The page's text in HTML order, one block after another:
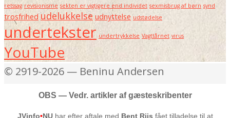
retssag revisionisme sekten er vigtigere end individet sexmisbrug af børn synd
trosfrihed udelukkelse udnyttelse udstødelse
undertekster undertrykkelse Vagttårnet virus
YouTube
© 2919-2026 — Beninu Andersen
OBS — Vedr. artikler af gæsteskribenter
JVinfo•NUhar efter aftale med Bent Riis fået tilladelse til at